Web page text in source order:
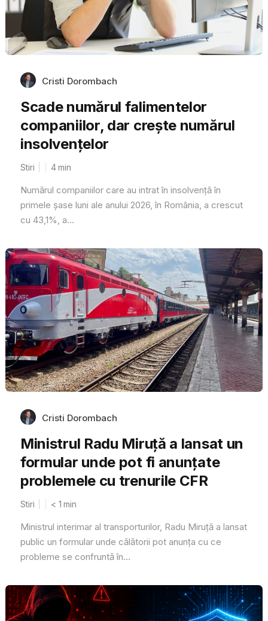
Cristi Dorombach
Scade numărul falimentelor
companiilor, dar crește numărul
insolvențelor
Stiri 4min
Numărul companiilor care au intrat în insolvență în
primele șase luni ale anului 2026, în România, a crescut
cu 43,1%, a...
Cristi Dorombach
Ministrul Radu Miruță a lansat un
formular unde pot fi anunțate
problemele cu trenurile CFR
Stiri < 1 min
Ministrul interimar al transporturilor, Radu Miruță a lansat
public un formular unde călătorii pot anunța cu ce
probleme se confruntă în...